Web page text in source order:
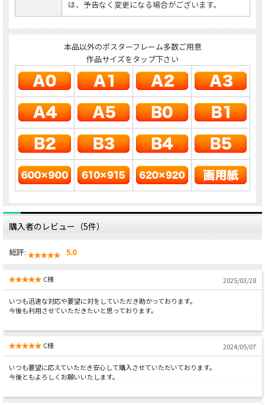
は、予告なく変更になる場合がございます。
本品以外のポスターフレーム多数ご用意
作品サイズをタップ下さい
購入者のレビュー（5件）
総評: 5.0
C様 2025/03/28
いつも迅速な対応や要望に対をしていただき助かっております。
今後も利用させていただきたいと思っております。
C様 2024/05/07
いつも要望に応えていただき安心して購入させていただいております。
今後ともよろしくお願いいたします。